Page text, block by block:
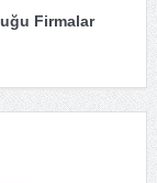
Firmalar